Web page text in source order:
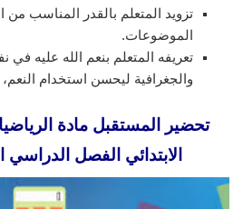
تزويد المتعلم بالقدر المناسب
الموضوعات.
تعريفه المتعلم بنعم الله عليه في
والجغرافية ليحسن استخدام النعم،
تحضير المستقبل مادة
الابتدائي الفصل الدراسي الثالث